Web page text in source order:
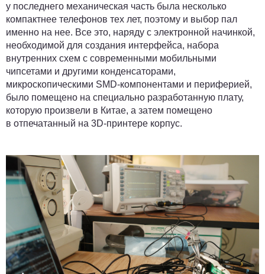
у последнего механическая часть была несколько
компактнее телефонов тех лет, поэтому и выбор пал
именно на нее. Все это, наряду с электронной начинкой,
необходимой для создания интерфейса, набора
внутренних схем с современными мобильными
чипсетами и другими конденсаторами,
микроскопическими SMD-компонентами и периферией,
было помещено на специально разработанную плату,
которую произвели в Китае, а затем помещено
в отпечатанный на 3D-принтере корпус.